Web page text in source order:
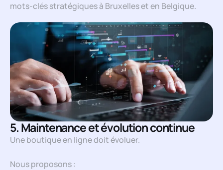
mots-clés stratégiques à Bruxelles et en Belgique.
5. Maintenance et évolution continue
Une boutique en ligne doit évoluer.
Nous proposons :